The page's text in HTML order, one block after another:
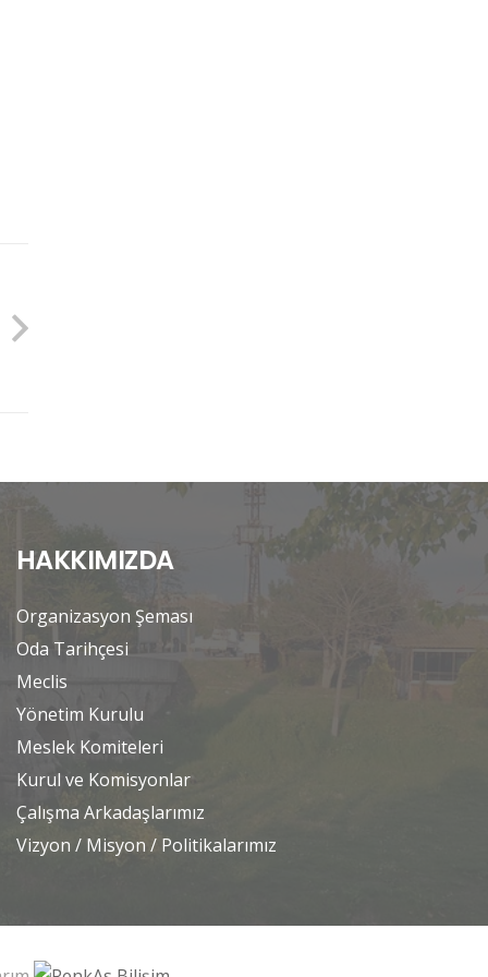
HAKKIMIZDA
Organizasyon Şeması
Oda Tarihçesi
Meclis
Yönetim Kurulu
Meslek Komiteleri
Kurul ve Komisyonlar
Çalışma Arkadaşlarımız
Vizyon / Misyon / Politikalarımız